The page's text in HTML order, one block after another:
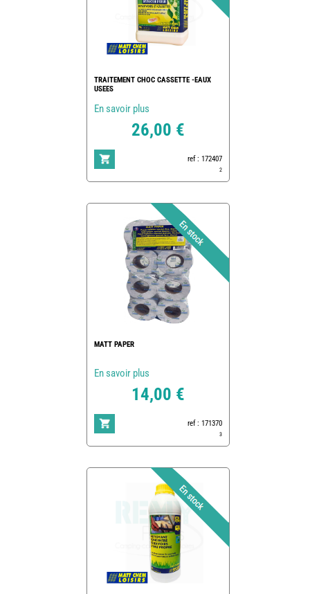
TRAITEMENT CHOC CASSETTE -EAUX
USEES
En savoir plus
26,00 €
ref : 172407
2
MATT PAPER
En savoir plus
14,00 €
ref : 171370
3